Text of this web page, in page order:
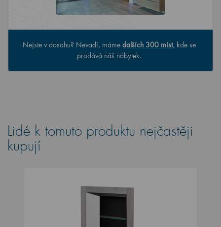
Nejste v dosahu? Nevadí, máme dalších 300 míst, kde se
prodává náš nábytek.
Lidé k tomuto produktu nejčastěji
kupují